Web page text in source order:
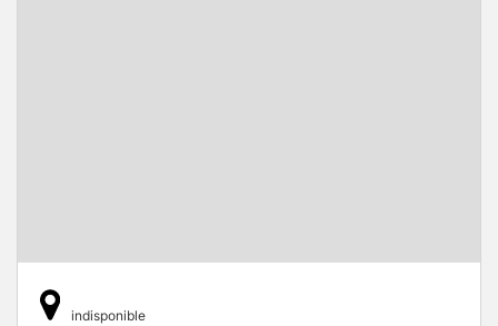
indisponible